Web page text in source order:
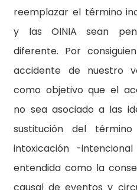
reemplazar el término
y las OINIA sean
diferente. Por
accidente de nuestro
como objetivo que el
no sea asociado a las
sustitución del
intoxicación -
entendida como la